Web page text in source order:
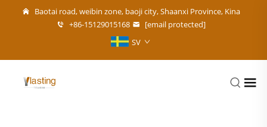
Baotai road, weibin zone, baoji city, Shaanxi Province, Kina
+86-15129015168
[email protected]
SV